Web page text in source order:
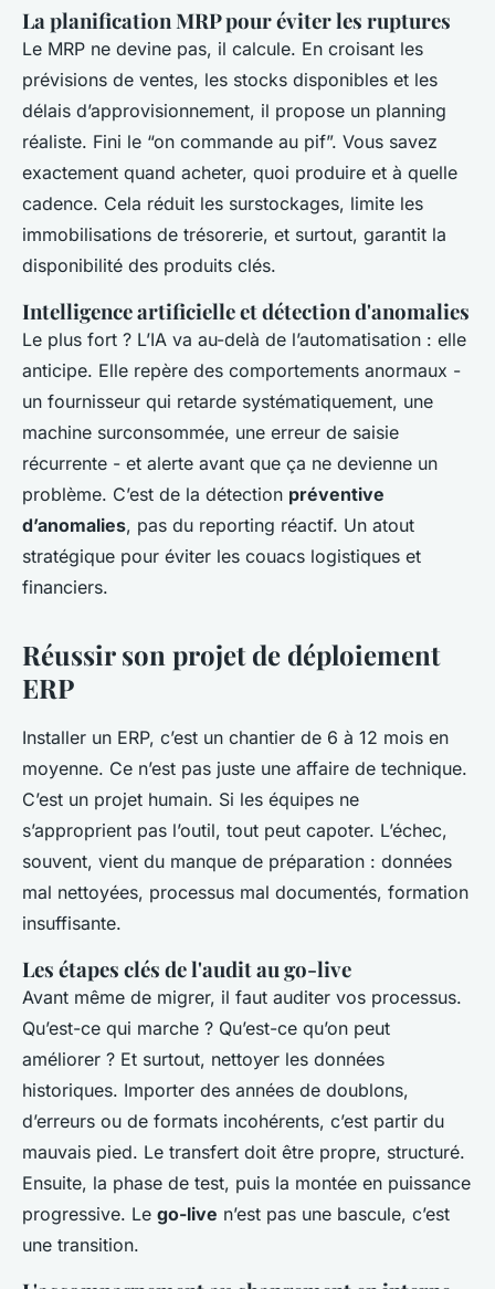
La planification MRP pour éviter les ruptures
Le MRP ne devine pas, il calcule. En croisant les
prévisions de ventes, les stocks disponibles et les
délais d’approvisionnement, il propose un planning
réaliste. Fini le “on commande au pif”. Vous savez
exactement quand acheter, quoi produire et à quelle
cadence. Cela réduit les surstockages, limite les
immobilisations de trésorerie, et surtout, garantit la
disponibilité des produits clés.
Intelligence artificielle et détection d'anomalies
Le plus fort ? L’IA va au-delà de l’automatisation : elle
anticipe. Elle repère des comportements anormaux -
un fournisseur qui retarde systématiquement, une
machine surconsommée, une erreur de saisie
récurrente - et alerte avant que ça ne devienne un
problème. C’est de la détection préventive
d’anomalies, pas du reporting réactif. Un atout
stratégique pour éviter les couacs logistiques et
financiers.
Réussir son projet de déploiement
ERP
Installer un ERP, c’est un chantier de 6 à 12 mois en
moyenne. Ce n’est pas juste une affaire de technique.
C’est un projet humain. Si les équipes ne
s’approprient pas l’outil, tout peut capoter. L’échec,
souvent, vient du manque de préparation : données
mal nettoyées, processus mal documentés, formation
insuffisante.
Les étapes clés de l'audit au go-live
Avant même de migrer, il faut auditer vos processus.
Qu’est-ce qui marche ? Qu’est-ce qu’on peut
améliorer ? Et surtout, nettoyer les données
historiques. Importer des années de doublons,
d’erreurs ou de formats incohérents, c’est partir du
mauvais pied. Le transfert doit être propre, structuré.
Ensuite, la phase de test, puis la montée en puissance
progressive. Le go-live n’est pas une bascule, c’est
une transition.